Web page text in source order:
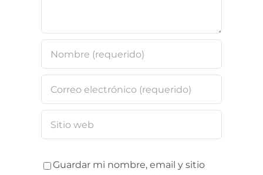
Guardar mi nombre, email y sitio